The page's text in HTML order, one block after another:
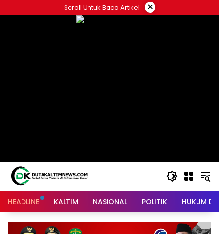
to
Scroll Untuk Baca Artikel ×
HEADLINE KALTIM NASIONAL POLITIK HUKUM